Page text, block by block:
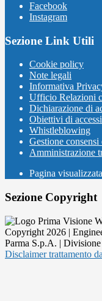
Facebook
Instagram
Sezione Link Utili
Cookie policy
Note legali
Informativa
Ufficio Relazioni
Dichiarazione di
Obiettivi di
Whistleblowing
Gestione
Amministrazione
Pagina visualizzata
Sezione Copyright
Copyright 2026 |
Parma S.p.A. |
Disclaimer trattamento